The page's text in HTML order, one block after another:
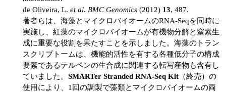
de Oliveira, L. et al. BMC Genomics (2012) 13, 487.
著者らは、海藻とマイクロバイオームのRNA-Seqを同時に
実施し、紅藻のマイクロバイオームが有機物分解と窒素生
成に重要な役割を果たすことを示しました。海藻のトラン
スクリプトームは、機能的活性を有する各種低分子の構成
要素であるテルペンの生合成に関連する転写産物も含有し
ていました。 SMARTer Stranded RNA-Seq Kit （終売）の
使用により、1回の調製で藻類とマイクロバイオームの両